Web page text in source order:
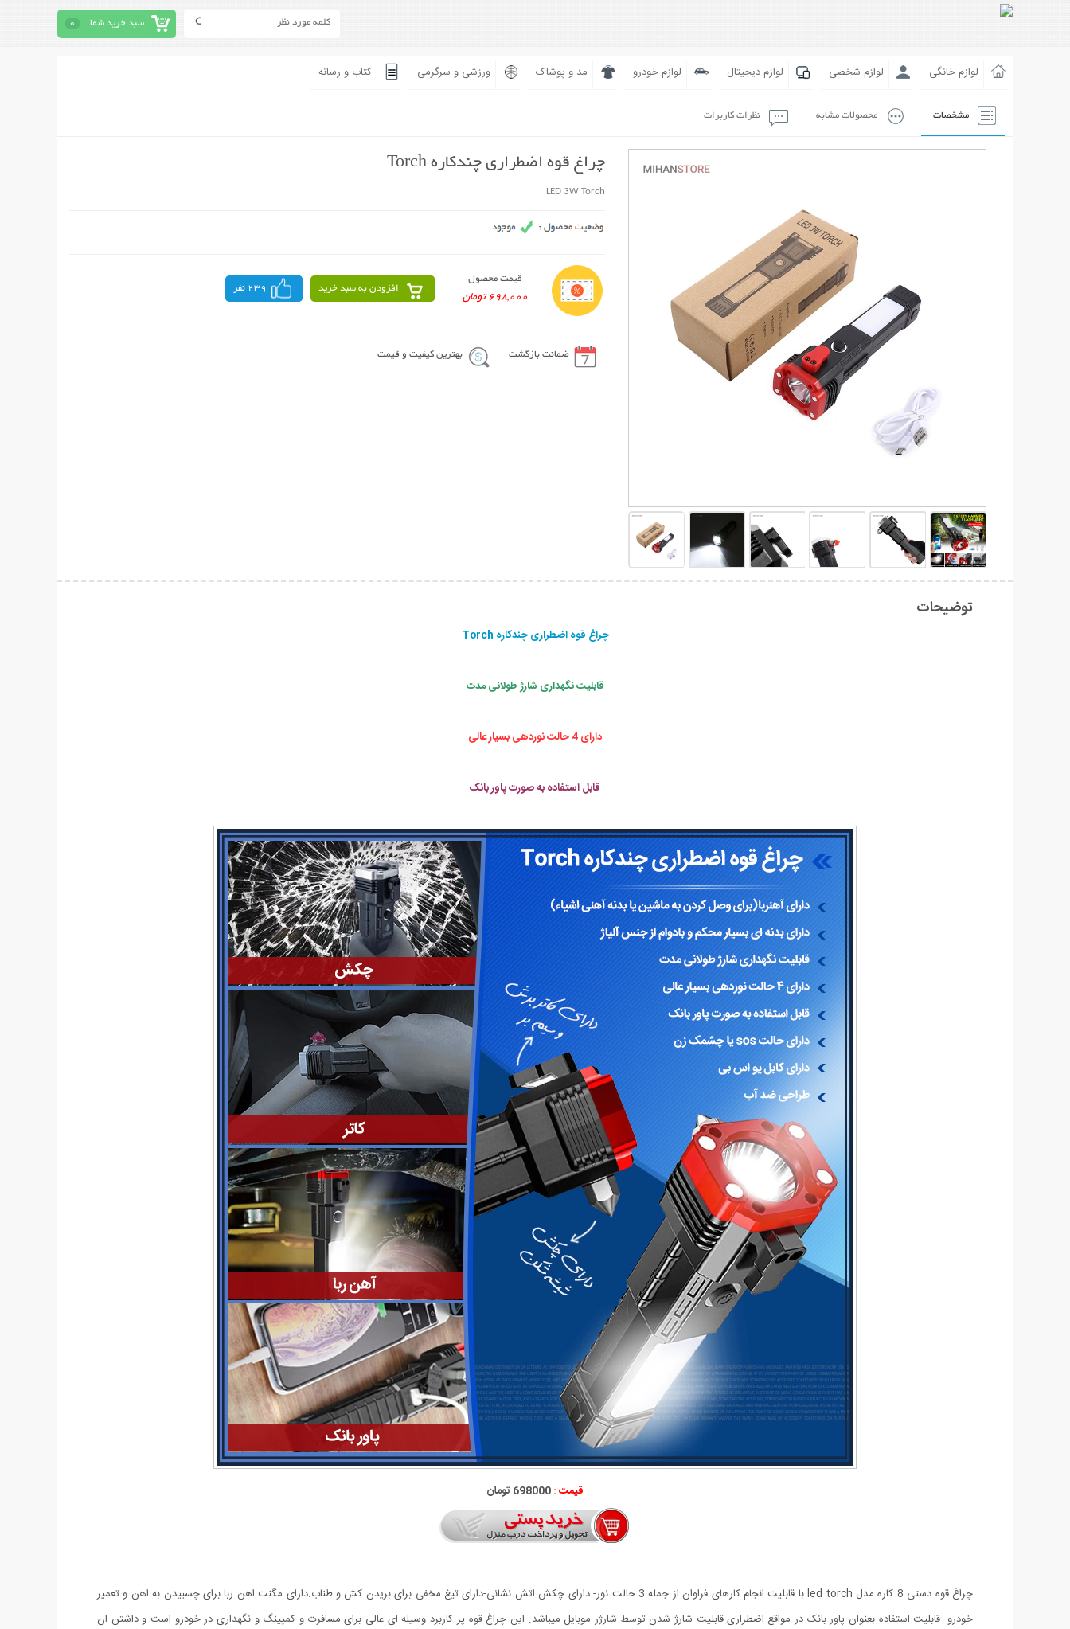
سبد خرید شما 0
لوازم خانگی لوازم شخصی لوازم دیجیتال لوازم خودرو مد و پوشاک ورزشی و سرگرمی کتاب و رسانه
مشخصات محصولات مشابه نظرات کاربرات
چراغ قوه اضطراری چندکاره Torch
LED 3W Torch
قیمت محصول
698,000 تومان
افزودن به سبد خرید 239 نفر
ضمانت بازگشت بهترین کیفیت و قیمت
توضیحات
چراغ قوه اضطراری چندکاره Torch
قابلیت نگهداری شارژ طولانی مدت
دارای 4 حالت نوردهی بسیار عالی
قابل استفاده به صورت پاور بانک
قیمت :698000 تومان
چراغ قوه دستی 8 کاره مدل led torch با قابلیت انجام کارهای فراوان از جمله 3 حالت نور- دارای چکش اتش نشانی-دارای تیغ مخفی برای بریدن کش و طناب.دارای مگنت اهن ربا برای چسبیدن به اهن و تعمیر
خودرو- قابلیت استفاده بعنوان پاور بانک در مواقع اضطراری-قابلیت شارژ شدن توسط شارژر موبایل میباشد. این چراغ قوه پر کاربرد وسیله ای عالی برای مسافرت و کمپینگ و نگهداری در خودرو است و داشتن ان